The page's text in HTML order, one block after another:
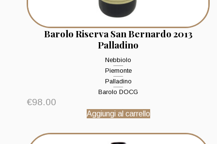
Barolo Riserva San Bernardo 2013
Palladino
Nebbiolo
Piemonte
Palladino
Barolo DOCG
€98.00
Aggiungi al carrello